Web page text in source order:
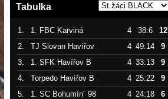
Tabulka
1. 1. FBC Karviná 4 38:6
12
2.
TJ Slovan Havířov 4 49:14
9
3.
1. SFK Havířov B 4 33:13
9
4.
Torpedo Havířov B 4 25:22
9
5.
1. SC Bohumín´ 98 4 24:18
6